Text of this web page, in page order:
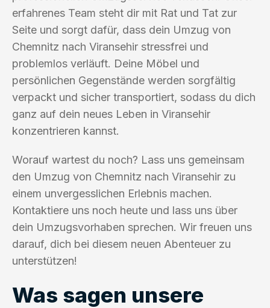
erfahrenes Team steht dir mit Rat und Tat zur
Seite und sorgt dafür, dass dein Umzug von
Chemnitz nach Viransehir stressfrei und
problemlos verläuft. Deine Möbel und
persönlichen Gegenstände werden sorgfältig
verpackt und sicher transportiert, sodass du dich
ganz auf dein neues Leben in Viransehir
konzentrieren kannst.
Worauf wartest du noch? Lass uns gemeinsam
den Umzug von Chemnitz nach Viransehir zu
einem unvergesslichen Erlebnis machen.
Kontaktiere uns noch heute und lass uns über
dein Umzugsvorhaben sprechen. Wir freuen uns
darauf, dich bei diesem neuen Abenteuer zu
unterstützen!
Was sagen unsere